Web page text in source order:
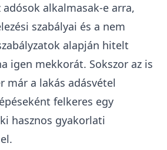
alkalmasak-e arra,
szabályai és a nem
alapján hitelt
igen mekkorát. Sokszor az is
már a lakás adásvétel
felkeres egy
hasznos gyakorlati